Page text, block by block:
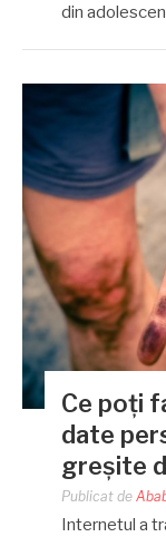
din
Ce poți
date
greșite
Publicat de
Internetul a